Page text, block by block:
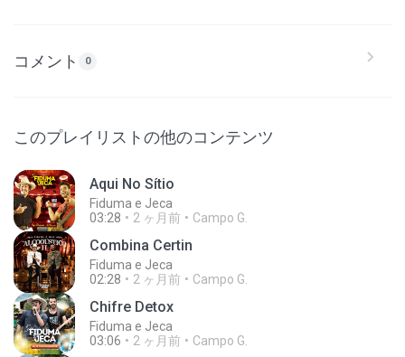
コメント 0
このプレイリストの他のコンテンツ
Aqui No Sítio
Fiduma e Jeca
03:28
2 ヶ月前 Campo G.
Combina Certin
Fiduma e Jeca
02:28
2 ヶ月前 Campo G.
Chifre Detox
Fiduma e Jeca
03:06
2 ヶ月前 Campo G.